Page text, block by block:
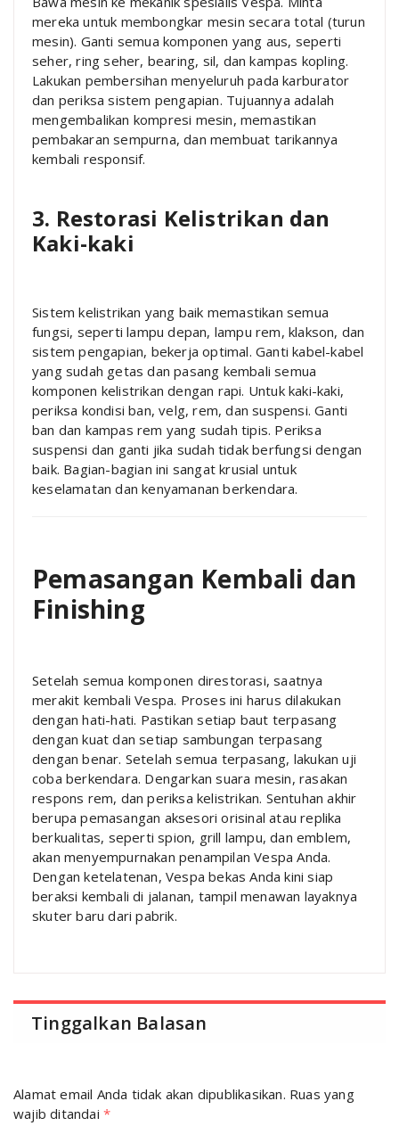
mereka untuk membongkar mesin secara total (turun
mesin). Ganti semua komponen yang aus, seperti
seher, ring seher, bearing, sil, dan kampas kopling.
Lakukan pembersihan menyeluruh pada karburator
dan periksa sistem pengapian. Tujuannya adalah
mengembalikan kompresi mesin, memastikan
pembakaran sempurna, dan membuat tarikannya
kembali responsif.
3. Restorasi Kelistrikan dan
Kaki-kaki
Sistem kelistrikan yang baik memastikan semua
fungsi, seperti lampu depan, lampu rem, klakson, dan
sistem pengapian, bekerja optimal. Ganti kabel-kabel
yang sudah getas dan pasang kembali semua
komponen kelistrikan dengan rapi. Untuk kaki-kaki,
periksa kondisi ban, velg, rem, dan suspensi. Ganti
ban dan kampas rem yang sudah tipis. Periksa
suspensi dan ganti jika sudah tidak berfungsi dengan
baik. Bagian-bagian ini sangat krusial untuk
keselamatan dan kenyamanan berkendara.
Pemasangan Kembali dan
Finishing
Setelah semua komponen direstorasi, saatnya
merakit kembali Vespa. Proses ini harus dilakukan
dengan hati-hati. Pastikan setiap baut terpasang
dengan kuat dan setiap sambungan terpasang
dengan benar. Setelah semua terpasang, lakukan uji
coba berkendara. Dengarkan suara mesin, rasakan
respons rem, dan periksa kelistrikan. Sentuhan akhir
berupa pemasangan aksesori orisinal atau replika
berkualitas, seperti spion, grill lampu, dan emblem,
akan menyempurnakan penampilan Vespa Anda.
Dengan ketelatenan, Vespa bekas Anda kini siap
beraksi kembali di jalanan, tampil menawan layaknya
skuter baru dari pabrik.
Tinggalkan Balasan
Alamat email Anda tidak akan dipublikasikan. Ruas yang
wajib ditandai *